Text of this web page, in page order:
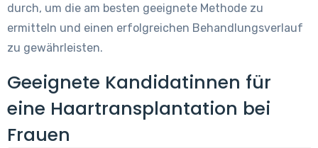
durch, um die am besten geeignete Methode zu
ermitteln und einen erfolgreichen Behandlungsverlauf
zu gewährleisten.
Geeignete Kandidatinnen für
eine Haartransplantation bei
Frauen